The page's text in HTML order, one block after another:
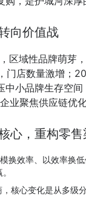
向价值战
区域性品牌萌芽
门店数量激增；
中小品牌生存空
业聚焦供应链优
心，重构零售
换效率、以效率换
核心变化是从多级